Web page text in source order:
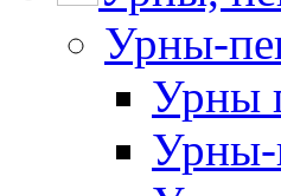
Урны-
Урны
Урны-